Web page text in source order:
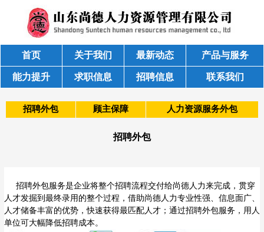
首页 关于我们 最新动态 产品与服务
能力提升 求职信息 招聘信息 联系我们
招聘外包 顾主保障 人力资源服务外包
招聘外包
招聘外包服务是企业将整个招聘流程交付给尚德人力来完成，贯穿
人才发掘到最终录用的整个过程，借助尚德人力专业性强、信息面广、
人才储备丰富的优势，快速获得最匹配人才；通过招聘外包服务，用人
单位可大幅降低招聘成本。